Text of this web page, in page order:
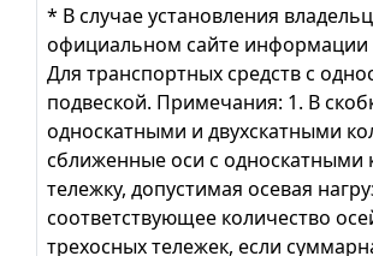
* В случае установления
официальном сайте информации
Для транспортных средств с
подвеской. Примечания: 1. В
односкатными и двухскатными
сближенные оси с односкатными
тележку, допустимая осевая
соответствующее количество
трехосных тележек, если